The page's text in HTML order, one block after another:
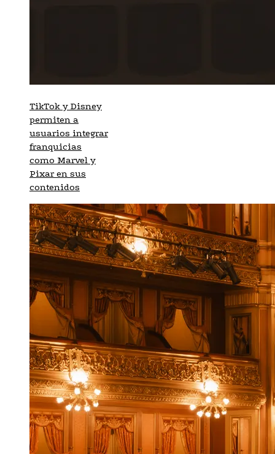
TikTok y Disney
permiten a
usuarios integrar
franquicias
como Marvel y
Pixar en sus
contenidos